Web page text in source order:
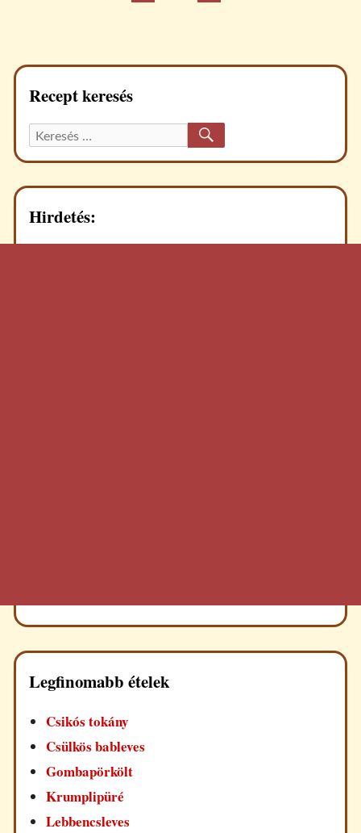
Recept keresés
Keresett
recept:
Hirdetés:
Legfinomabb ételek
Csikós tokány
Csülkös bableves
Gombapörkölt
Krumplipüré
Lebbencsleves